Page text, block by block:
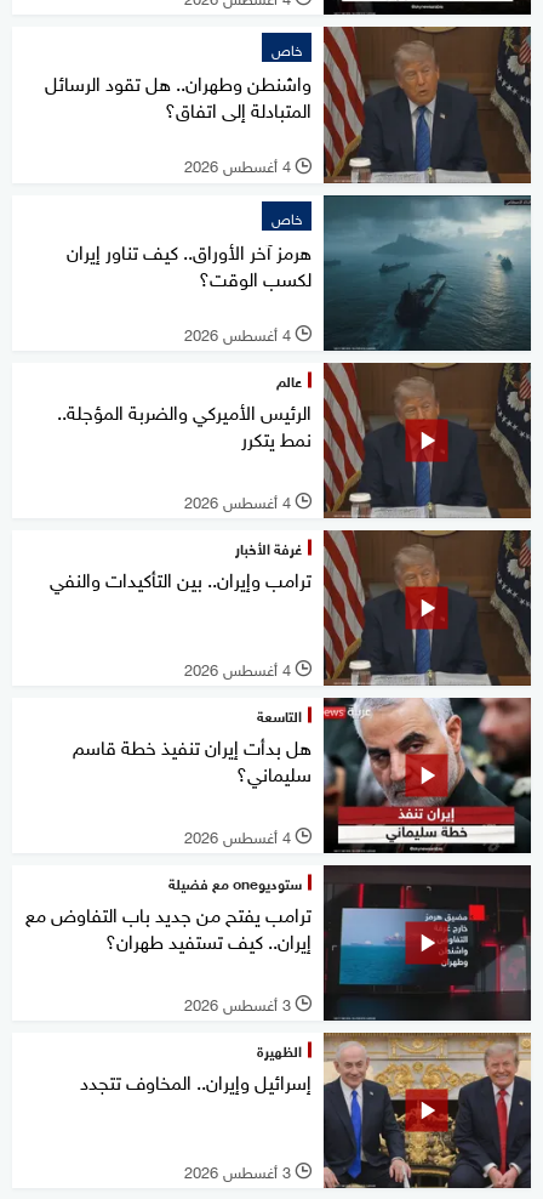
خاص
واشنطن وطهران.. هل تقود الرسائل
المتبادلة إلى اتفاق؟
l 4 أغسطس 2026
خاص
هرمز آخر الأوراق.. كيف تناور إيران
لكسب الوقت؟
l 4 أغسطس 2026
عالم
الرئيس الأميركي والضربة المؤجلة..
نمط يتكرر
l 4 أغسطس 2026
غرفة الأخبار
ترامب وإيران.. بين التأكيدات والنفي
l 4 أغسطس 2026
التاسعة
هل بدأت إيران تنفيذ خطة قاسم
سليماني؟
l 4 أغسطس 2026
ستوديوone مع فضيلة
ترامب يفتح من جديد باب التفاوض مع
إيران.. كيف تستفيد طهران؟
l 3 أغسطس 2026
الظهيرة
إسرائيل وإيران.. المخاوف تتجدد
l 3 أغسطس 2026